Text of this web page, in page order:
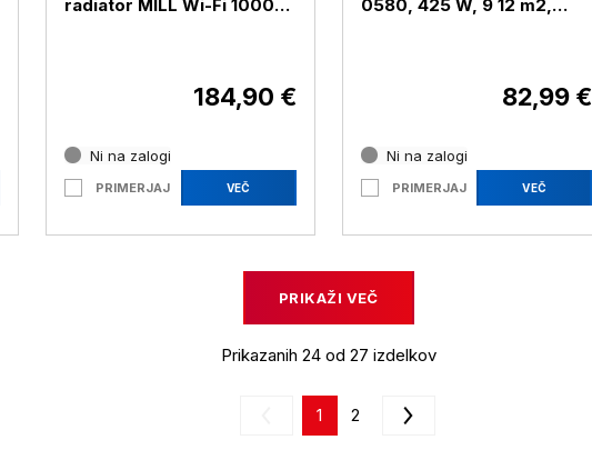
radiator MILL Wi-Fi 1000W
184,90 €
Ni na zalogi
PRIMERJAJ VEČ
0580, 425 W, 9 12 m2,
82,99 €
Ni na zalogi
PRIMERJAJ VEČ
PRIKAŽI VEČ
Prikazanih 24 od 27 izdelkov
1 2